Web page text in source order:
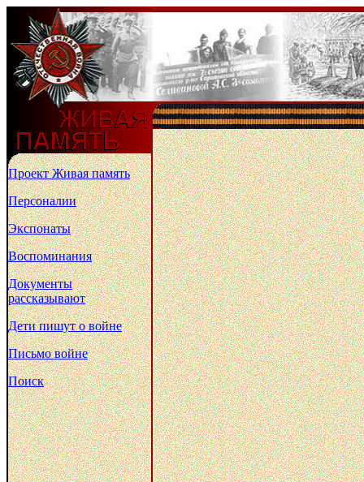
Проект Живая память
Персоналии
Экспонаты
Воспоминания
Документы
рассказывают
Дети пишут о войне
Письмо войне
Поиск